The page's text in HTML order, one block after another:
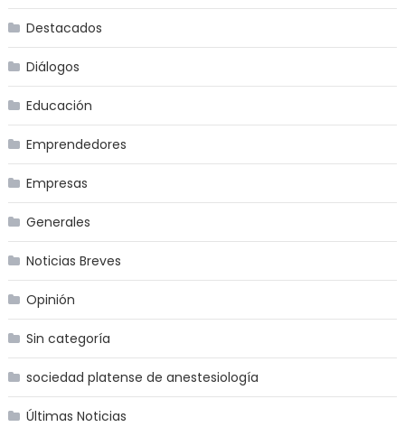
Destacados
Diálogos
Educación
Emprendedores
Empresas
Generales
Noticias Breves
Opinión
Sin categoría
sociedad platense de anestesiología
Últimas Noticias